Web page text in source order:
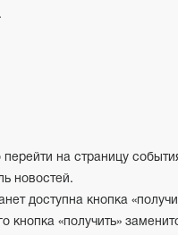
на страницу
новостей.
доступна кнопка
кнопка «получить»